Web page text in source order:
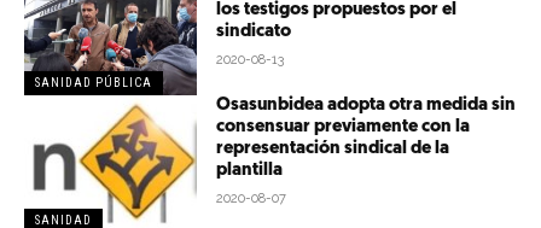
SANIDAD PÚBLICA
los testigos propuestos por el
sindicato
2020-08-13
SANIDAD
Osasunbidea adopta otra medida sin
consensuar previamente con la
representación sindical de la
plantilla
2020-08-07